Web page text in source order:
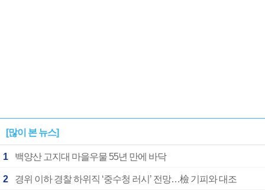
[많이 본 뉴스]
1 백양산 고지대 마을우물 55년 만에 바닥
2 경위 이하 경찰 하위직 ‘중수청 러시’ 전망…檢 기피와 대조